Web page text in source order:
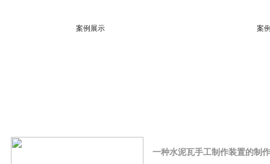
案例展示 案
一种水泥瓦手工制作装置的制